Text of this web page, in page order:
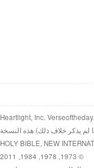
لم يذكر خلاف ذلك) هذه النسخة
HOLY BIBLE, NEW
© 1973, 1978, 1984, 2011